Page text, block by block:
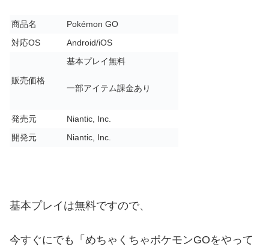
商品名
Pokémon GO
対応OS
Android/iOS
販売価格
基本プレイ無料
一部アイテム課金あり
発売元
Niantic, Inc.
開発元
Niantic, Inc.
基本プレイは無料ですので、
今すぐにでも「めちゃくちゃポケモンGOをやって